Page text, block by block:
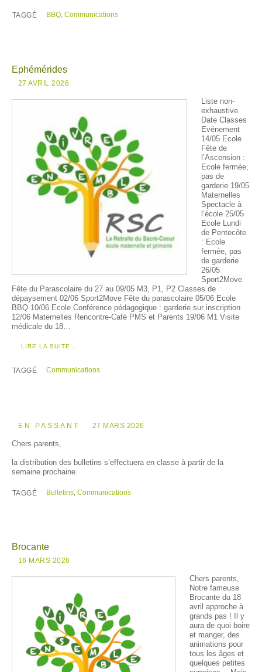
TAGGÉ BBQ,Communications
Ephémérides
27 AVRIL 2026
Liste non-
exhaustive
Date Classes
Evénement
14/05 Ecole
Fête de
l’Ascension :
Ecole fermée,
pas de
garderie 19/05
Maternelles
Spectacle à
l’école 25/05
Ecole Lundi
de Pentecôte
: Ecole
fermée, pas
de garderie
26/05
Sport2Move
Fête du Parascolaire du 27 au 09/05 M3, P1, P2 Classes de
dépaysement 02/06 Sport2Move Fête du parascolaire 05/06 Ecole
BBQ 10/06 Ecole Conférence pédagogique : garderie sur inscription
12/06 Maternelles Rencontre-Café PMS et Parents 19/06 M1 Visite
médicale du 18…
LIRE LA SUITE…
TAGGÉ Communications
EN PASSANT 27 MARS 2026
Chers parents,
la distribution des bulletins s’effectuera en classe à partir de la
semaine prochaine.
TAGGÉ Bulletins ,Communications
Brocante
16 MARS 2026
Chers parents,
Notre fameuse
Brocante du 18
avril approche à
grands pas ! Il y
aura de quoi boire
et manger, des
animations pour
tous les âges et
quelques petites